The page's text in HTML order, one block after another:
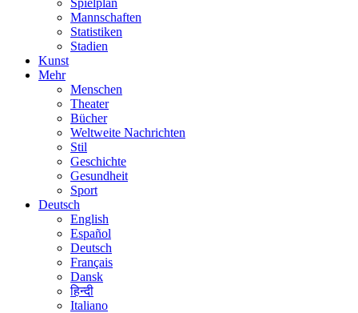
Spielplan
Mannschaften
Statistiken
Stadien
Kunst
Mehr
Menschen
Theater
Bücher
Weltweite Nachrichten
Stil
Geschichte
Gesundheit
Sport
Deutsch
English
Español
Deutsch
Français
Dansk
हिन्दी
Italiano